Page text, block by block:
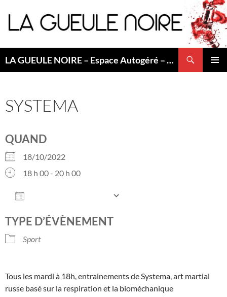
au
contenu
LA GUEULE NOIRE – Espace Autogéré – Saint Etienne
SYSTEMA
QUAND
18/10/2022
18 h 00 - 20 h 00
TYPE D’ÉVÈNEMENT
Sport
Tous les mardi à 18h, entrainements de Systema, art martial
russe basé sur la respiration et la bioméchanique